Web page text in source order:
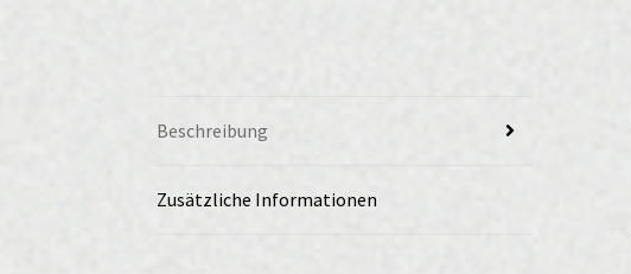
Beschreibung
Zusätzliche Informationen